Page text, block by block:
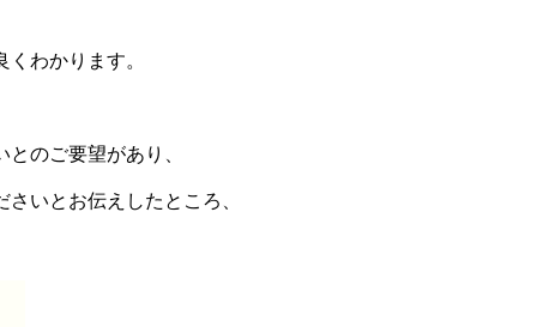
わかります。
のご要望があり、
いとお伝えしたところ、